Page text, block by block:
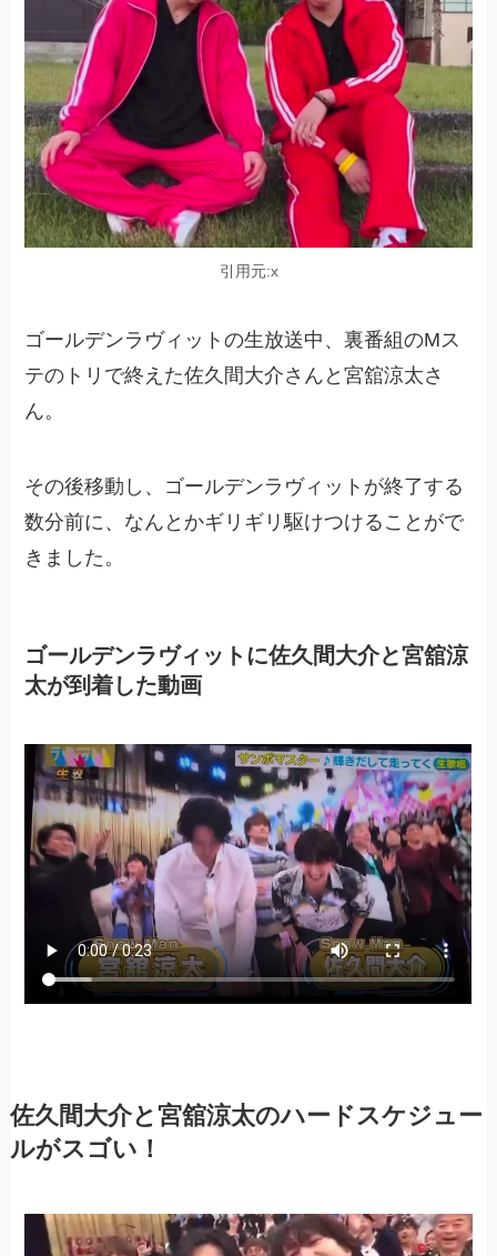
引用元:x
ゴールデンラヴィットの生放送中、裏番組のMス
テのトリで終えた佐久間大介さんと宮舘涼太さ
ん。
その後移動し、ゴールデンラヴィットが終了する
数分前に、なんとかギリギリ駆けつけることがで
きました。
ゴールデンラヴィットに佐久間大介と宮舘涼
太が到着した動画
佐久間大介と宮舘涼太のハードスケジュー
ルがスゴい！